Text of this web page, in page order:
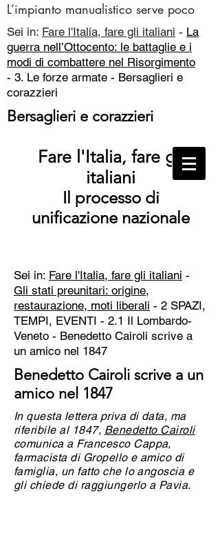
L’impianto manualistico serve poco
Sei in: Fare l'Italia, fare gli italiani - La
guerra nell’Ottocento: le battaglie e i
modi di combattere nel Risorgimento
- 3. Le forze armate - Bersaglieri e
corazzieri
Bersaglieri e corazzieri
Fare l'Italia, fare gli
italiani
Il processo di
unificazione nazionale
Sei in: Fare l'Italia, fare gli italiani -
Gli stati preunitari: origine,
restaurazione, moti liberali - 2 SPAZI,
TEMPI, EVENTI - 2.1 Il Lombardo-
Veneto - Benedetto Cairoli scrive a
un amico nel 1847
Benedetto Cairoli scrive a un
amico nel 1847
In questa lettera priva di data, ma
riferibile al 1847, Benedetto Cairoli
comunica a Francesco Cappa,
farmacista di Gropello e amico di
famiglia, un fatto che lo angoscia e
gli chiede di raggiungerlo a Pavia.